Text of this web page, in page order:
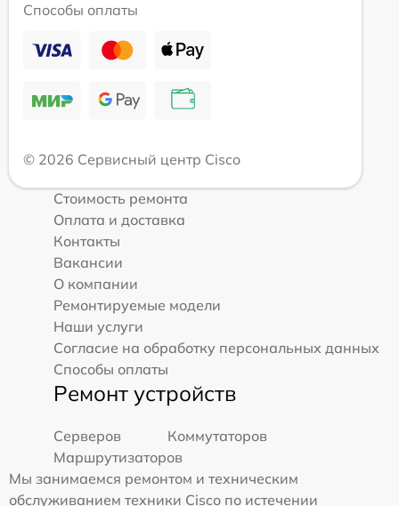
Способы оплаты
© 2026 Сервисный центр Cisco
Стоимость ремонта
Оплата и доставка
Контакты
Вакансии
О компании
Ремонтируемые модели
Наши услуги
Согласие на обработку персональных данных
Способы оплаты
Ремонт устройств
Серверов
Коммутаторов
Маршрутизаторов
Мы занимаемся ремонтом и техническим
обслуживанием техники Cisco по истечении